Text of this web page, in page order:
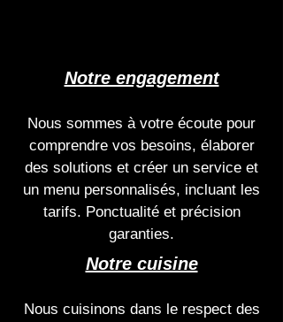
Notre engagement
Nous sommes à votre écoute pour
comprendre vos besoins, élaborer
des solutions et créer un service et
un menu personnalisés, incluant les
tarifs. Ponctualité et précision
garanties.
Notre cuisine
Nous cuisinons dans le respect des